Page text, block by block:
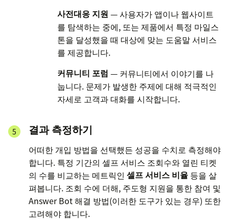
사전대응 지원 — 사용자가 앱이나 웹사이트
를 탐색하는 중에, 또는 제품에서 특정 마일스
톤을 달성했을 때 대상에 맞는 도움말 서비스
를 제공합니다.
커뮤니티 포럼 — 커뮤니티에서 이야기를 나
눕니다. 문제가 발생한 주제에 대해 적극적인
자세로 고객과 대화를 시작합니다.
결과 측정하기
어떠한 개입 방법을 선택했든 성공을 수치로 측정해야
합니다. 특정 기간의 셀프 서비스 조회수와 열린 티켓
의 수를 비교하는 메트릭인 셀프 서비스 비율 등을 살
펴봅니다. 조회 수에 더해, 주도형 지원을 통한 참여 및
Answer Bot 해결 방법(이러한 도구가 있는 경우) 또한
고려해야 합니다.